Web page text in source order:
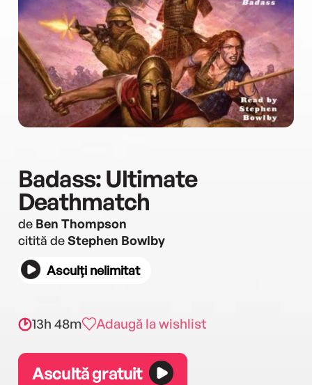
Badass: Ultimate
Deathmatch
de Ben Thompson
citită deStephen Bowlby
Asculți nelimitat
13h 48m Adaugă la wishlist
Ascultă gratuit